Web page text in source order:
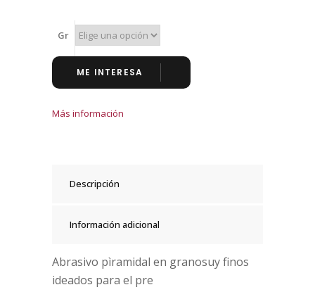
Gr
ME INTERESA
Más información
Descripción
Información adicional
Abrasivo pìramidal en granosuy finos
ideados para el pre